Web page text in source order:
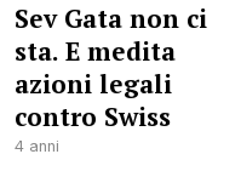
Sev Gata non ci
sta. E medita
azioni legali
contro Swiss
4 anni